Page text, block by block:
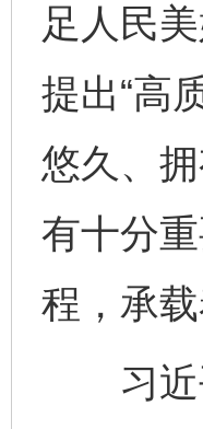
足人民
提出“高
悠久、
有十分
程，承
习近平